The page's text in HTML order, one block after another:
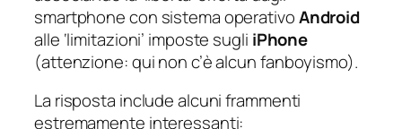
smartphone con sistema operativoAndroid
alle ‘limitazioni’ imposte sugli iPhone
(attenzione: qui non c’è alcunfanboyismo).
La risposta include alcuni frammenti
estremamente interessanti: